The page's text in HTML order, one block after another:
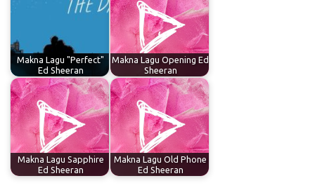
Makna Lagu "Perfect"
Ed Sheeran
Makna Lagu Opening Ed
Sheeran
Makna Lagu Sapphire
Ed Sheeran
Makna Lagu Old Phone
Ed Sheeran